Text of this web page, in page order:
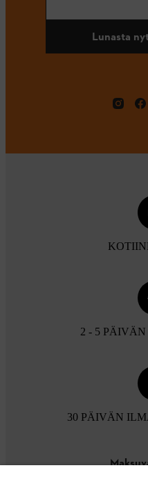
Lunasta
2 - 5
30 PÄIVÄN